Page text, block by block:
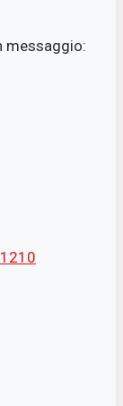
messaggio: